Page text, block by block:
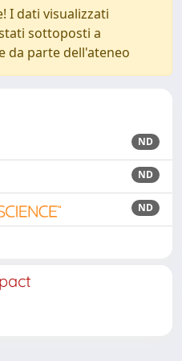
I dati visualizzati
sottoposti a
da parte dell'ateneo
ND
ND
ND